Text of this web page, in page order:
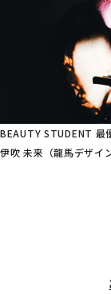
BEAUTY STUDENT 最
伊吹 未来（龍馬デザイ